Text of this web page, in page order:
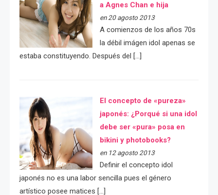
a Agnes Chan e hija
en 20 agosto 2013
A comienzos de los años 70s
la débil imágen idol apenas se
estaba constituyendo. Después del […]
El concepto de «pureza»
japonés: ¿Porqué si una idol
debe ser «pura» posa en
bikini y photobooks?
en 12 agosto 2013
Definir el concepto idol
japonés no es una labor sencilla pues el género
artístico posee matices […]